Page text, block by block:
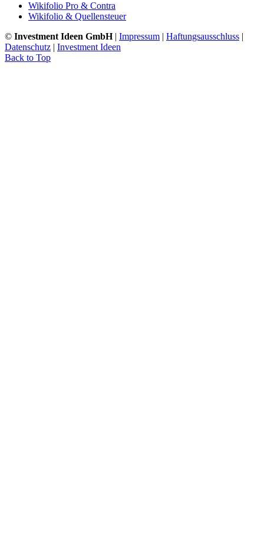
Wikifolio Pro & Contra
Wikifolio & Quellensteuer
© Investment Ideen GmbH| Impressum | Haftungsausschluss |
Datenschutz | Investment Ideen
Back to Top